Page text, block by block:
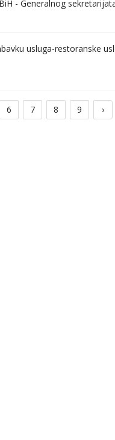
- Generalnog
usluga-restoranske
6 7 8 9 ›